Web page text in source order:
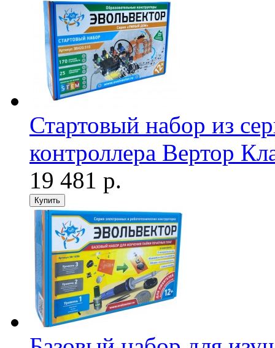
Стартовый набор из
контроллера Вертор
19 481 р.